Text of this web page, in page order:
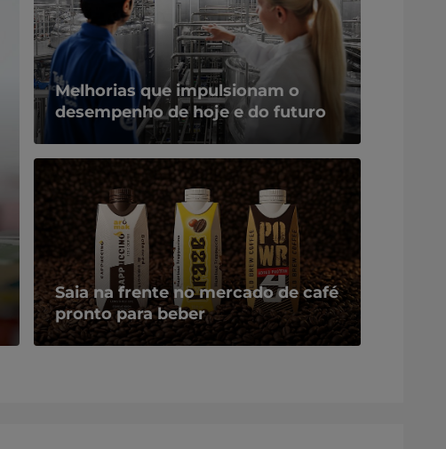
Melhorias que impulsionam o
desempenho de hoje e do futuro
Saia na frente no mercado de café
pronto para beber